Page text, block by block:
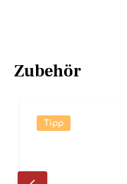
Zubehör
Tipp